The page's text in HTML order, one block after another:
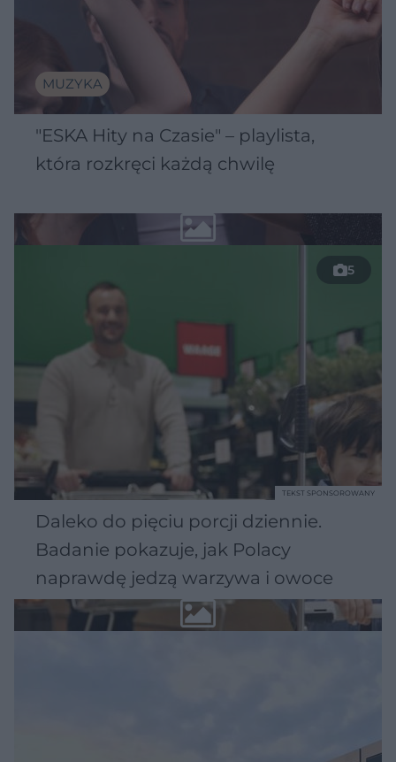
MUZYKA
"ESKA Hity na Czasie" – playlista,
która rozkręci każdą chwilę
5
Daleko do pięciu porcji dziennie.
Badanie pokazuje, jak Polacy
naprawdę jedzą warzywa i owoce
TEKST SPONSOROWANY